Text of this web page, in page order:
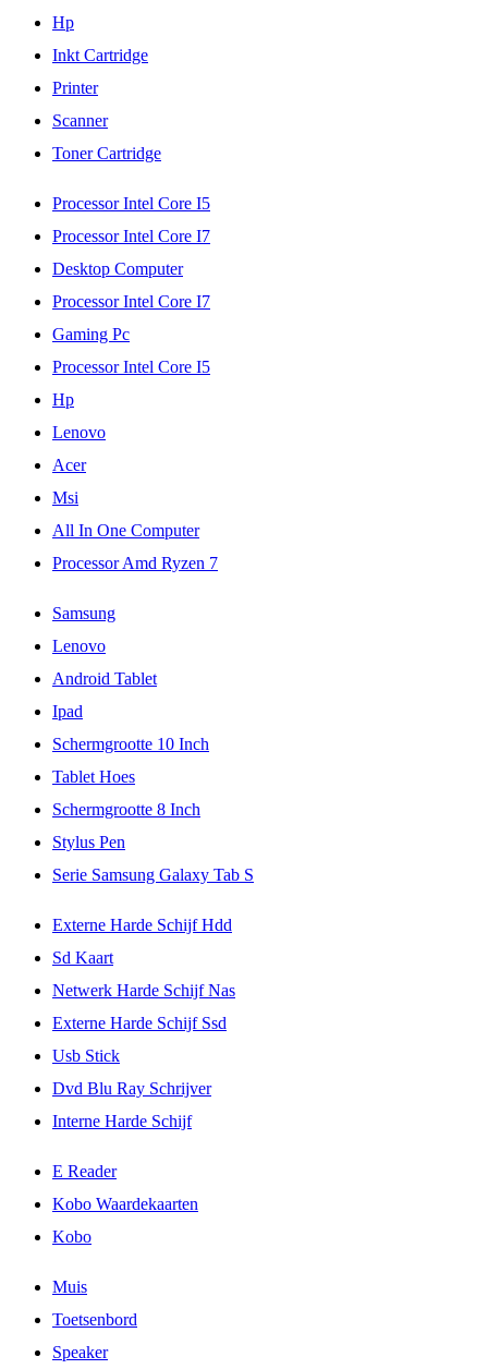
Hp
Inkt Cartridge
Printer
Scanner
Toner Cartridge
Processor Intel Core I5
Processor Intel Core I7
Desktop Computer
Processor Intel Core I7
Gaming Pc
Processor Intel Core I5
Hp
Lenovo
Acer
Msi
All In One Computer
Processor Amd Ryzen 7
Samsung
Lenovo
Android Tablet
Ipad
Schermgrootte 10 Inch
Tablet Hoes
Schermgrootte 8 Inch
Stylus Pen
Serie Samsung Galaxy Tab S
Externe Harde Schijf Hdd
Sd Kaart
Netwerk Harde Schijf Nas
Externe Harde Schijf Ssd
Usb Stick
Dvd Blu Ray Schrijver
Interne Harde Schijf
E Reader
Kobo Waardekaarten
Kobo
Muis
Toetsenbord
Speaker